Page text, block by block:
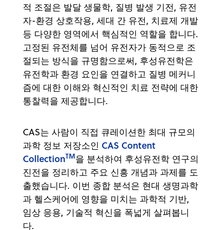
적 조절은 발달 생물학, 질병 발생 기전, 유전
자-환경 상호작용, 세대 간 유전, 치료제 개발
등 다양한 영역에서 핵심적인 역할을 합니다.
고정된 유전체를 넘어 유전자가 동적으로 조
절되는 방식을 규명함으로써, 후성유전학은
유전학과 환경 요인을 연결하고 질병 메커니
즘에 대한 이해와 혁신적인 치료 전략에 대한
통찰력을 제공합니다.
CAS는 사람이 직접 큐레이션한 최대 규모의
과학 정보 저장소인 CAS Content
CollectionTM을 분석하여 후성유전학 연구의
진전을 정리하고 주요 신흥 개념과 과제를 도
출했습니다. 이번 종합 분석은 현대 생명과학
과 헬스케어에 영향을 미치는 과학적 기반,
임상 응용, 기술적 혁신을 폭넓게 살펴봅니
다.